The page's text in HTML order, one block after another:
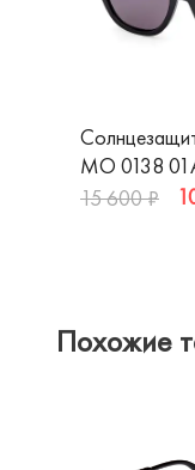
MO 0138
15 600 ₽
Похожие